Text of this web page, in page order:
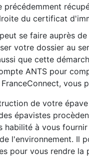
précédemment
du certificat
se faire auprès
votre dossier au
que cette
ANTS pour
vous
de votre
épavistes
habilité à vous
l'environnement. Il
pour vous rendre